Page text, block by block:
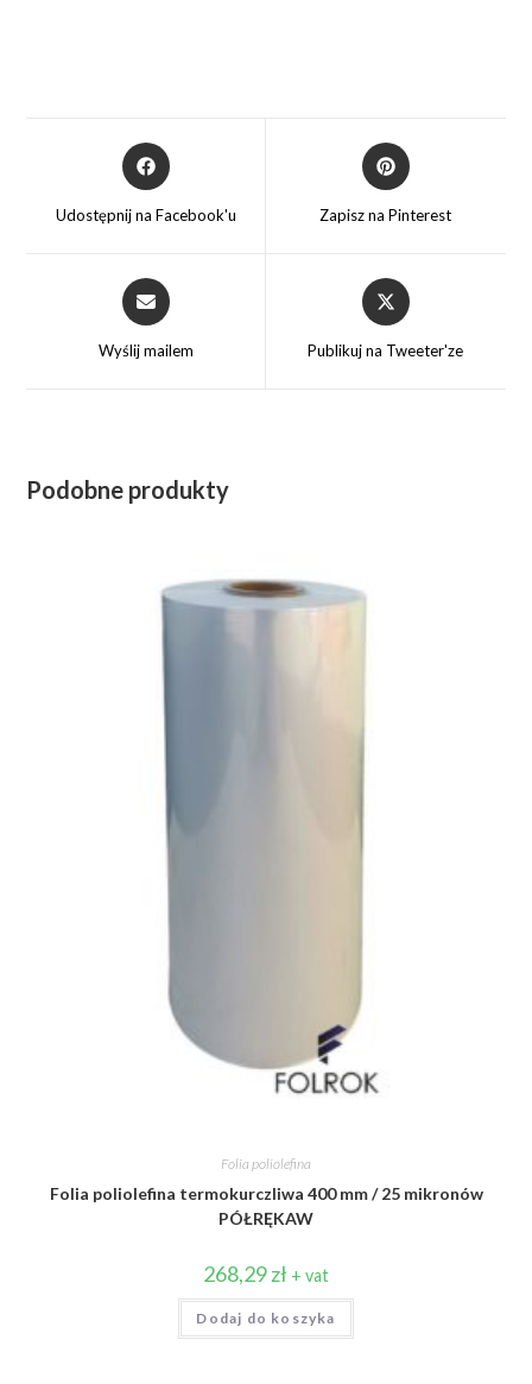
Opens
in
new
Udostępnij na Facebook'u
Opens
in
Zapisz na Pinterest
Opens
in
new
Wyślij mailem
Opens
in
new
Publikuj na Tweeter'ze
Podobne produkty
Folia poliolefina
Folia poliolefina termokurczliwa 400 mm / 25 mikronów
PÓŁRĘKAW
268,29zł + vat
Dodaj do koszyka